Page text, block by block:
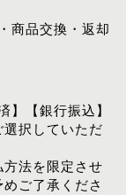
商品交換・返却
】【銀行振込】
選択していただ
法を限定させ
ご了承くださ